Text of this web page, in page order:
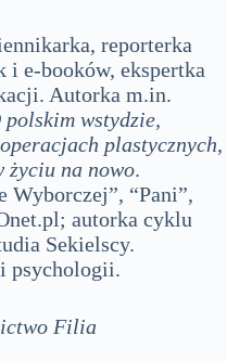
reporterka
i e-booków, ekspertka
Autorka m.in.
polskim wstydzie,
plastycznych,
życiu na nowo.
Wyborczej”, “Pani”,
autorka cyklu
Sekielscy.
psychologii.
Filia